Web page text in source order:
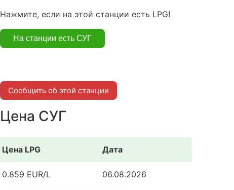
Нажмите, если на этой станции есть LPG!
Сообщить об этой станции
Цена СУГ
Цена LPG Дата
0.859 EUR/L 06.08.2026